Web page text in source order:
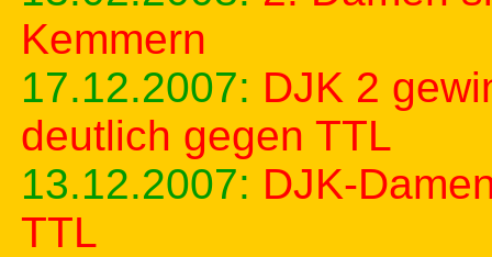
Kemmern
17.12.2007: DJK 2
deutlich gegen TTL
13.12.2007: DJK-
TTL